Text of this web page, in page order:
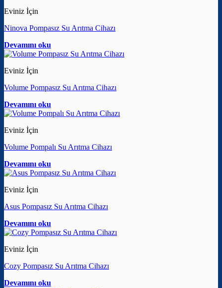
Eviniz İçin
Ninova Pompasız Su Arıtma Cihazı
Devamını oku
Eviniz İçin
Volume Pompasız Su Arıtma Cihazı
Devamını oku
Eviniz İçin
Volume Pompalı Su Arıtma Cihazı
Devamını oku
Eviniz İçin
Asus Pompasız Su Arıtma Cihazı
Devamını oku
Eviniz İçin
Cozy Pompasız Su Arıtma Cihazı
Devamını oku